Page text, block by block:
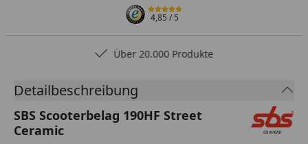
4,85/ 5
Über 20.000 Produkte
Detailbeschreibung
SBS Scooterbelag 190HF Street
Ceramic